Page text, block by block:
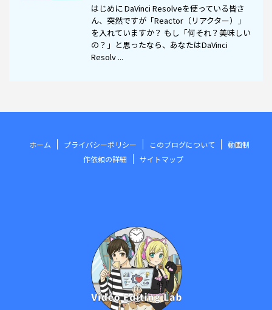
はじめに DaVinci Resolveを使っている皆さ
ん、突然ですが「Reactor（リアクター）」
を入れていますか？ もし「何それ？美味しい
の？」と思ったなら、あなたはDaVinci
Resolv ...
ホーム プライバシーポリシー このブログについて
動画制
作依頼の詳細
サイトマップ